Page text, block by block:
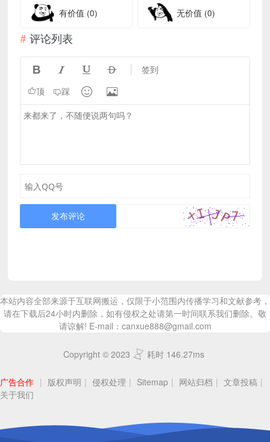
有价值 (0) 无价值 (0)
评论列表
    签到
顶 踩  
发布评论
本站内容全部来源于互联网搬运，仅限于小范围内传播学习和文献参考，
请在下载后24小时内删除，如有侵权之处请第一时间联系我们删除。敬
请谅解! E-mail：canxue888@gmail.com
Copyright © 2023 耗时 146.27ms
广告合作 | 版权声明 | 侵权处理 | Sitemap | 网站归档 | 文章投稿 |
关于我们